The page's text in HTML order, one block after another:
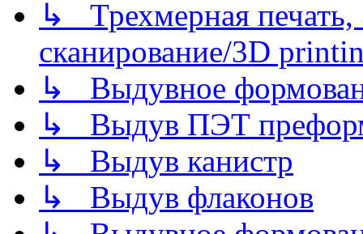
↳ Трехмерная
сканирование/3D
↳ Выдувное
↳ Выдув ПЭТ
↳ Выдув канистр
↳ Выдув флаконов